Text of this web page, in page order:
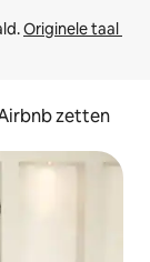
Originele taal
zetten